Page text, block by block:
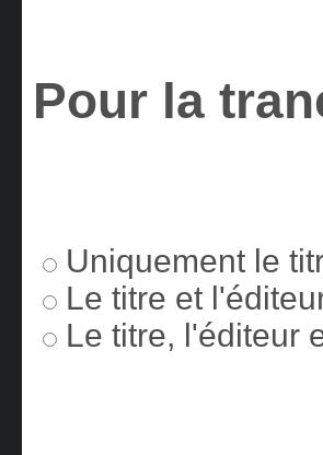
Pour la
Uniquement le
Le titre et
Le titre, l'éditeur